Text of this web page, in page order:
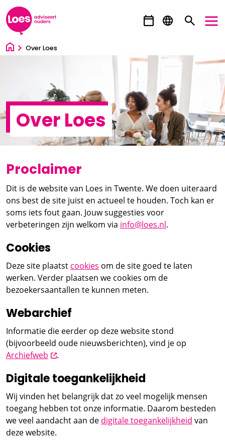
Ga direct naar inhoud
Over Loes
Over Loes
Proclaimer
Dit is de website van Loes in Twente. We doen uiteraard
ons best de site juist en actueel te houden. Toch kan er
soms iets fout gaan. Jouw suggesties voor
verbeteringen zijn welkom via info@loes.nl.
Cookies
Deze site plaatst cookies om de site goed te laten
werken. Verder plaatsen we cookies om de
bezoekersaantallen te kunnen meten.
Webarchief
Informatie die eerder op deze website stond
(bijvoorbeeld oude nieuwsberichten), vind je op
Archiefweb opent nieuw scherm
.
Digitale toegankelijkheid
Wij vinden het belangrijk dat zo veel mogelijk mensen
toegang hebben tot onze informatie. Daarom besteden
we veel aandacht aan de digitale toegankelijkheid van
deze website.